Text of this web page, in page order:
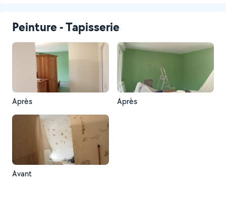
Peinture - Tapisserie
Après Après
Avant